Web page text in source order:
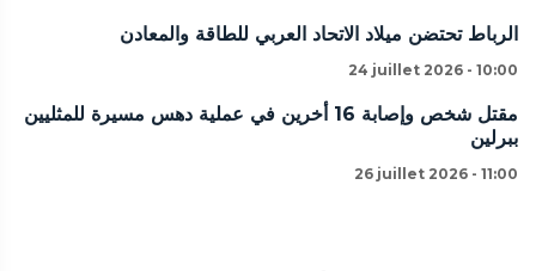
الرباط تحتضن ميلاد الاتحاد العربي للطاقة والمعادن
24 juillet 2026 - 10:00
مقتل شخص وإصابة 16 أخرين في عملية دهس مسيرة للمثليين
ببرلين
26 juillet 2026 - 11:00